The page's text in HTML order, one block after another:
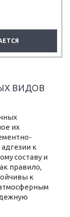
ВИДОВ
их
к
составу и
правило,
к